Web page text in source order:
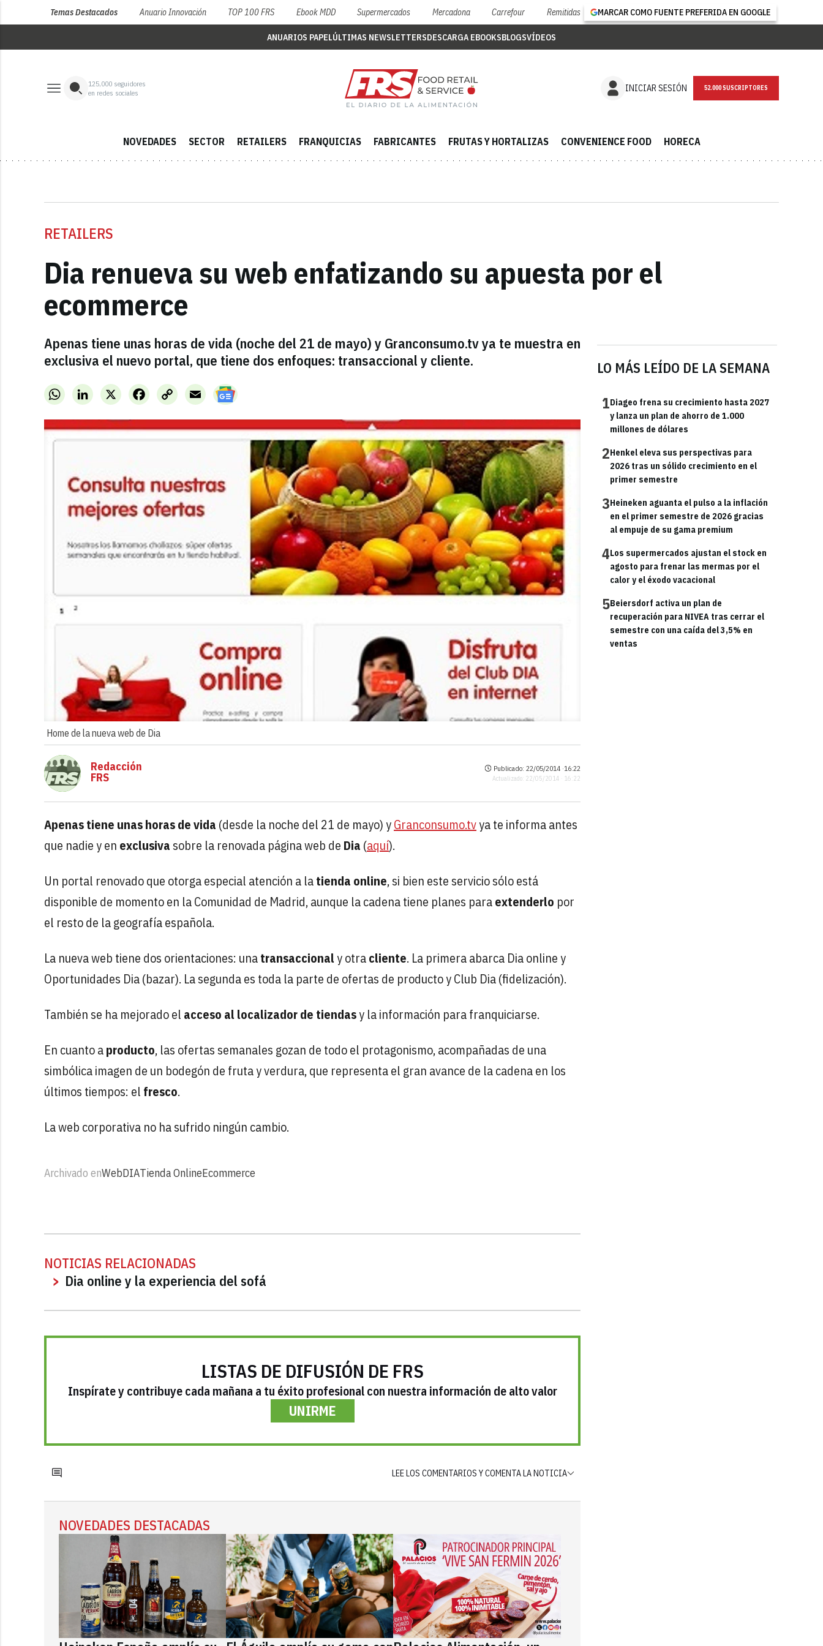
Temas Destacados Anuario Innovación TOP 100 FRS Ebook MDD Supermercados Mercadona Carrefour Remitidas MARCAR COMO FUENTE PREFERIDA EN GOOGLE
ANUARIOS PAPELÚLTIMAS NEWSLETTERSDESCARGA EBOOKSBLOGSVÍDEOS
125,000 seguidores
en redes sociales
INICIAR SESIÓN NEWSLETTER
NOVEDADES SECTOR RETAILERS FRANQUICIAS FABRICANTES FRUTAS Y HORTALIZAS CONVENIENCE FOOD HORECA
RETAILERS
Dia renueva su web enfatizando su apuesta por el
ecommerce
Apenas tiene unas horas de vida (noche del 21 de mayo) y Granconsumo.tv ya te muestra en
exclusiva el nuevo portal, que tiene dos enfoques: transaccional y cliente.
WhatsAppLinkedInX FacebookCopy
Link
Email
Home de la nueva web de Dia
LO MÁS LEÍDO DE LA SEMANA
1Diageo frena su crecimiento hasta 2027
y lanza un plan de ahorro de 1.000
millones de dólares
2Henkel eleva sus perspectivas para
2026 tras un sólido crecimiento en el
primer semestre
3Heineken aguanta el pulso a la inflación
en el primer semestre de 2026 gracias
al empuje de su gama premium
4Los supermercados ajustan el stock en
agosto para frenar las mermas por el
calor y el éxodo vacacional
5Beiersdorf activa un plan de
recuperación para NIVEA tras cerrar el
semestre con una caída del 3,5% en
ventas
Redacción
FRS
Publicado: 22/05/2014 ·16:22
Actualizado: 22/05/2014 · 16:22
Apenas tiene unas horas de vida (desde la noche del 21 de mayo) yGranconsumo.tvya te informa antes
que nadie y en exclusiva sobre la renovada página web de Dia (aquí).
Un portal renovado que otorga especial atención a latienda online, si bien este servicio sólo está
disponible de momento en la Comunidad de Madrid, aunque la cadena tiene planes paraextenderlo por
el resto de la geografía española.
La nueva web tiene dos orientaciones: unatransaccionaly otracliente. La primera abarca Dia online y
Oportunidades Dia (bazar). La segunda es toda la parte de ofertas de producto y Club Dia (fidelización).
También se ha mejorado el acceso al localizador de tiendasy la información para franquiciarse.
En cuanto aproducto, las ofertas semanales gozan de todo el protagonismo, acompañadas de una
simbólica imagen de un bodegón de fruta y verdura, que representa el gran avance de la cadena en los
últimos tiempos: el fresco.
La web corporativa no ha sufrido ningún cambio.
Archivado enWebDIATienda OnlineEcommerce
NOTICIAS RELACIONADAS
Dia online y la experiencia del sofá
LISTAS DE DIFUSIÓN DE FRS
Inspírate y contribuye cada mañana a tu éxito profesional con nuestra información de alto valor
UNIRME
LEE LOS COMENTARIOS Y COMENTA LA NOTICIA
NOVEDADES DESTACADAS